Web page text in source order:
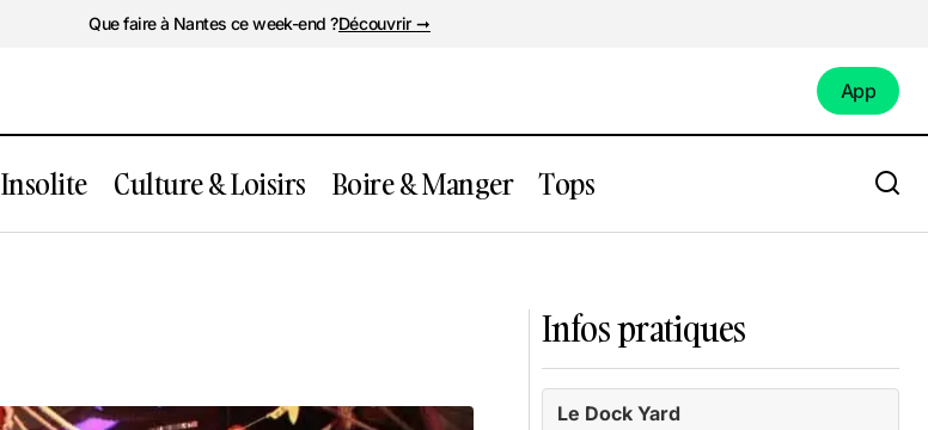
Que faire à Nantes ce week-end ?Découvrir ➞
App
Insolite Culture & Loisirs Boire & Manger Tops
Infos pratiques
Le Dock Yard